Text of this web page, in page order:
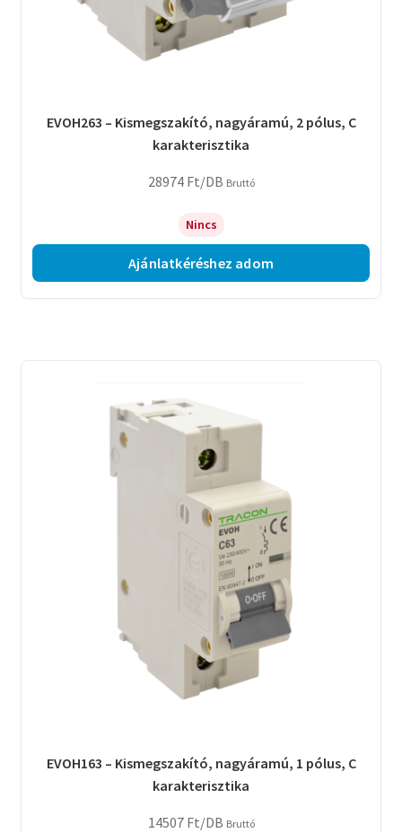
EVOH263 – Kismegszakító, nagyáramú, 2 pólus, C
karakterisztika
28974 Ft/DB Bruttó
Nincs
Ajánlatkéréshez adom
EVOH163 – Kismegszakító, nagyáramú, 1 pólus, C
karakterisztika
14507 Ft/DB Bruttó